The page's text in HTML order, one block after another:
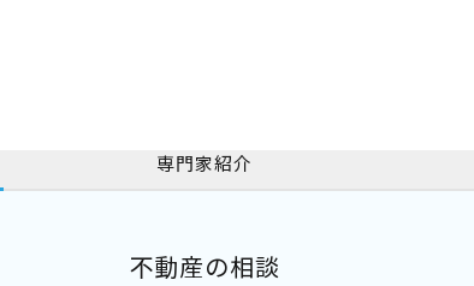
専門家紹介
不動産の相談